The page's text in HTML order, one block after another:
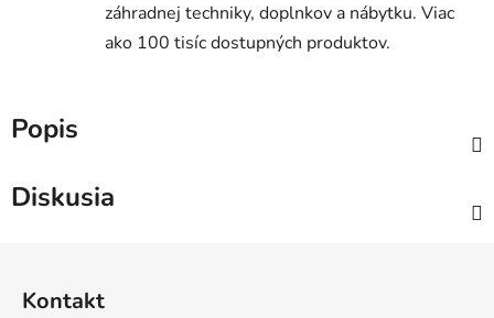
záhradnej techniky, doplnkov a nábytku. Viac
ako 100 tisíc dostupných produktov.
Popis
Diskusia
Kontakt